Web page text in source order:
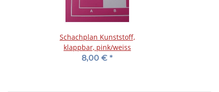
Schachplan Kunststoff,
klappbar, pink/weiss
8,00 € *